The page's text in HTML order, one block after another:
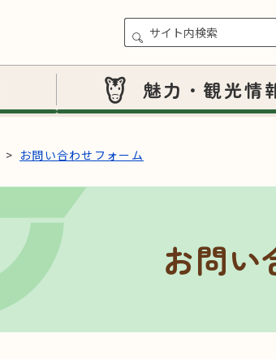
魅力・観光情
お問い合わせフォーム
お問い